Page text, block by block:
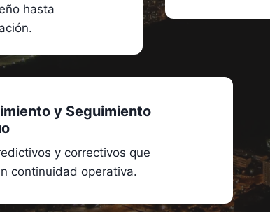
hasta
y Seguimiento
y correctivos que
continuidad operativa.